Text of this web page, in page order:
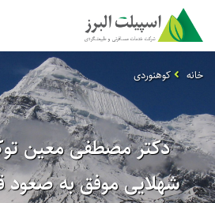
خانه کوهنوردی
دکتر مصطفی معین
شهلایی موفق به صعود